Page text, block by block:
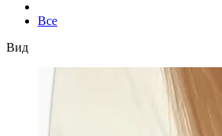
Все
Вид